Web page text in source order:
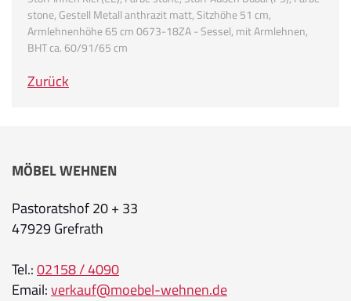
stone, Gestell Metall anthrazit matt, Sitzhöhe 51 cm,
Armlehnenhöhe 65 cm 0673-18ZA - Sessel, mit Armlehnen,
BHT ca. 60/91/65 cm
Zurück
MÖBEL WEHNEN
Pastoratshof 20 + 33
47929 Grefrath
Tel.:02158 / 4090
Email:verkauf@moebel-wehnen.de